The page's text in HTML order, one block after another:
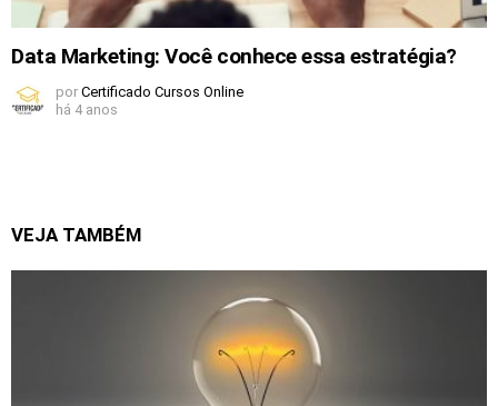
Data Marketing: Você conhece essa estratégia?
por Certificado Cursos Online
há 4 anos
VEJA TAMBÉM